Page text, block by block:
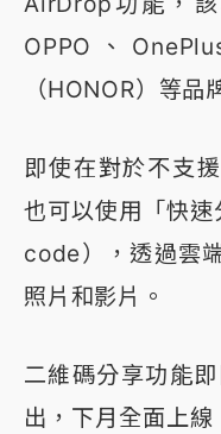
OPPO、
（HONOR）等品
即使在對於不支
也可以使用「快
code），透過雲
照片和影片。
二維碼分享功能
出，下月全面上